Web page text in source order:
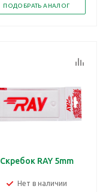
ПОДОБРАТЬ АНАЛОГ
Скребок RAY 5mm
Нет в наличии